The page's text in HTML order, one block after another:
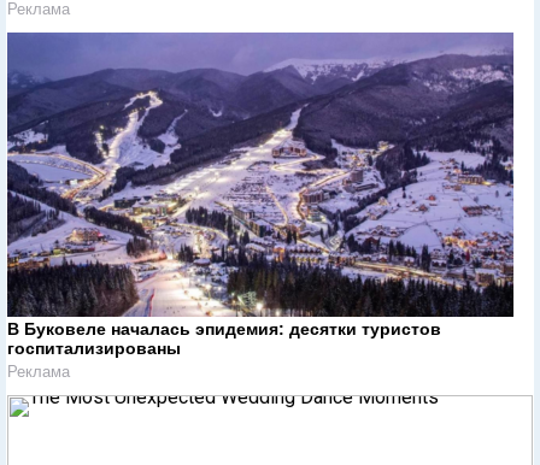
Реклама
В Буковеле началась эпидемия: десятки туристов
госпитализированы
Реклама